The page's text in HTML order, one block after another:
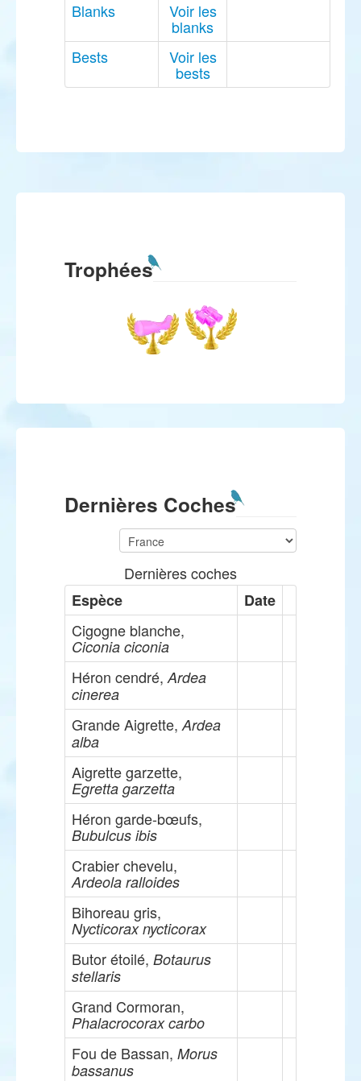
Blanks Voir les
blanks
Bests
Voir les
bests
Trophées
Dernières Coches
Dernières coches
Espèce
Date
Cigogne blanche,
Ciconia ciconia
Héron cendré, Ardea
cinerea
Grande Aigrette, Ardea
alba
Aigrette garzette,
Egretta garzetta
Héron garde-bœufs,
Bubulcus ibis
Crabier chevelu,
Ardeola ralloides
Bihoreau gris,
Nycticorax nycticorax
Butor étoilé, Botaurus
stellaris
Grand Cormoran,
Phalacrocorax carbo
Fou de Bassan, Morus
bassanus